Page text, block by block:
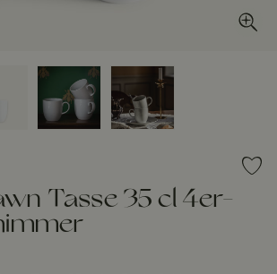
Tasse 35 cl 4er-